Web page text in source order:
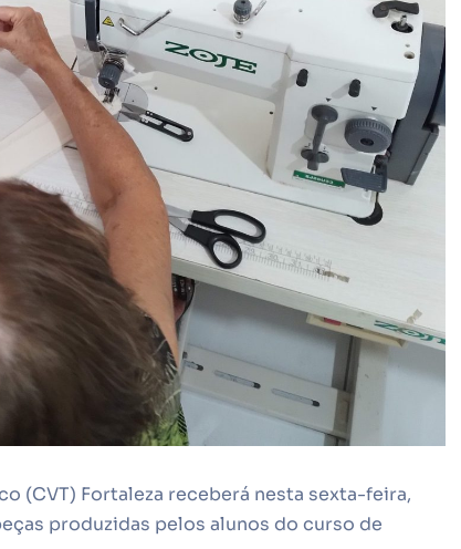
(CVT) Fortaleza receberá nesta sexta-feira,
produzidas pelos alunos do curso de